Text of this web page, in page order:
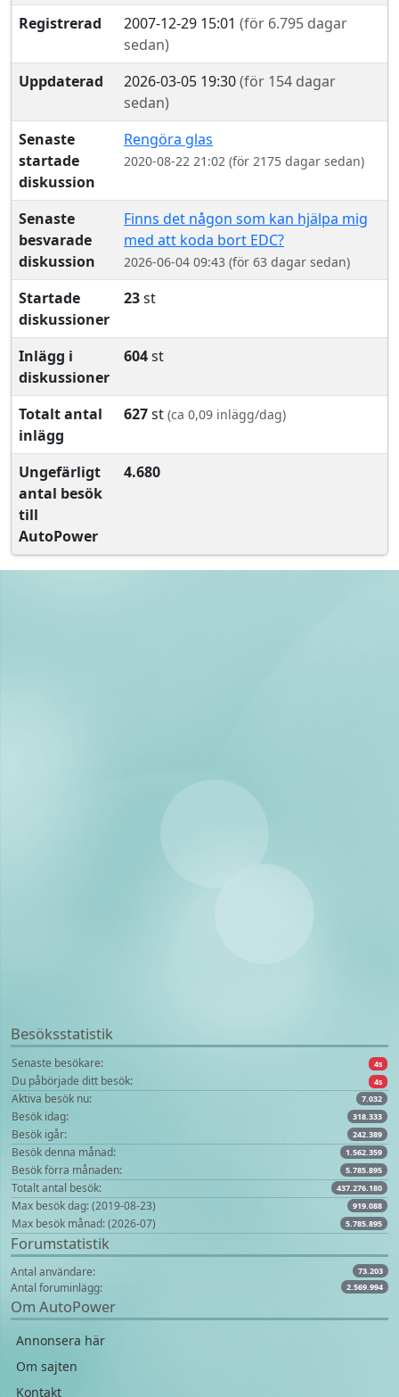
Registrerad
2007-12-29 15:01 (för 6.795 dagar
sedan)
Uppdaterad
2026-03-05 19:30(för 154 dagar
sedan)
Senaste
startade
diskussion
Rengöra glas
2020-08-22 21:02 (för 2175 dagar sedan)
Senaste
besvarade
diskussion
Finns det någon som kan hjälpa mig
med att koda bort EDC?
2026-06-04 09:43 (för 63 dagar sedan)
Startade
diskussioner
23st
Inlägg i
diskussioner
604st
Totalt antal
inlägg
627st (ca 0,09 inlägg/dag)
Ungefärligt
antal besök
till
AutoPower
4.680
Besöksstatistik
Senaste besökare: 4s
Du påbörjade ditt besök: 4s
Aktiva besök nu: 7.032
Besök idag: 318.333
Besök igår: 242.389
Besök denna månad: 1.562.359
Besök förra månaden: 5.785.895
Totalt antal besök: 437.276.180
Max besök dag: (2019-08-23) 919.088
Max besök månad: (2026-07) 5.785.895
Forumstatistik
Antal användare: 73.203
Antal foruminlägg: 2.569.994
Om AutoPower
Annonsera här
Om sajten
Kontakt